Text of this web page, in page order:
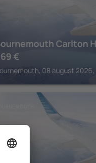
Carlton
€
08 august 2026,